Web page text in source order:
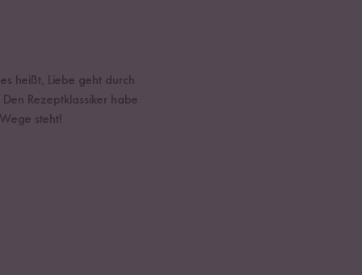
heißt, Liebe geht durch
Rezeptklassiker habe
steht!